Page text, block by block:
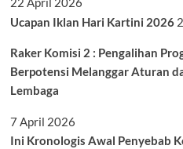
Ucapan Iklan Hari Kartini 2026
Raker Komisi 2 : Pengalihan
Berpotensi Melanggar Aturan
Lembaga
7 April 2026
Ini Kronologis Awal Penyebab